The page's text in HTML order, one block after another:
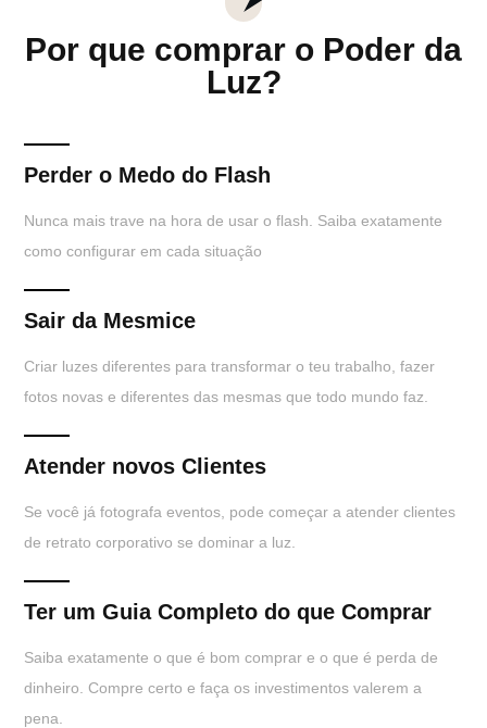
Por que comprar o Poder da
Luz?
Perder o Medo do Flash
Nunca mais trave na hora de usar o flash. Saiba exatamente
como configurar em cada situação
Sair da Mesmice
Criar luzes diferentes para transformar o teu trabalho, fazer
fotos novas e diferentes das mesmas que todo mundo faz.
Atender novos Clientes
Se você já fotografa eventos, pode começar a atender clientes
de retrato corporativo se dominar a luz.
Ter um Guia Completo do que Comprar
Saiba exatamente o que é bom comprar e o que é perda de
dinheiro. Compre certo e faça os investimentos valerem a
pena.